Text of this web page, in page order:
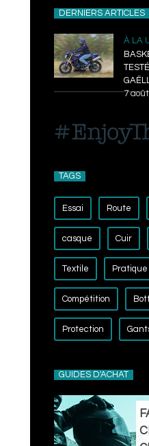
DERNIERS ARTICLES
À LA
7
TAGS
Essai Route
casque Cuir
Textile Pratique
Compétition
Protection
GUIDES D'ACHAT